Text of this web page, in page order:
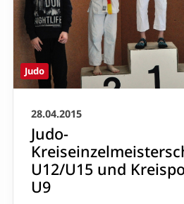
Judo
28.04.2015
Judo-
U12/U15 und
U9
Kontakt
05971-97490
info@tvjahnrheine.de
facebook